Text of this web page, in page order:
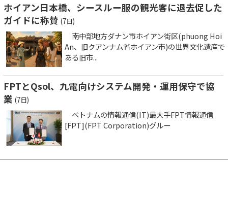
ホイアン日本橋、シースルー服の観光客に退去促した
ガイドに称賛 (7日)
南中部地方ダナン市ホイアン街区(phuong Hoi
An、旧クアンナム省ホイアン市)の世界文化遺産で
ある旧市...
FPTとQsol、九電向けシステム開発・運用保守で協
業 (7日)
ベトナムの情報通信(IT)最大手FPT情報通信
[FPT](FPT Corporation)グルー